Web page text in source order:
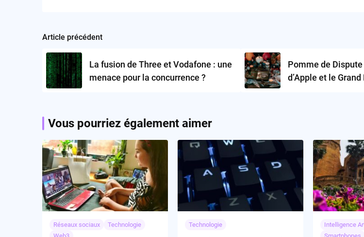
Post
navigation
Article précédent
La fusion de Three et Vodafone : une
menace pour la concurrence ?
Pomme de
d’Apple et le
Vous pourriez également aimer
Réseaux sociaux
Technologie
Technologie
Intelligence